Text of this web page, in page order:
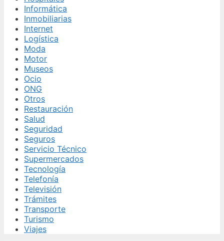
Informática
Inmobiliarias
Internet
Logística
Moda
Motor
Museos
Ocio
ONG
Otros
Restauración
Salud
Seguridad
Seguros
Servicio Técnico
Supermercados
Tecnología
Telefonía
Televisión
Trámites
Transporte
Turismo
Viajes